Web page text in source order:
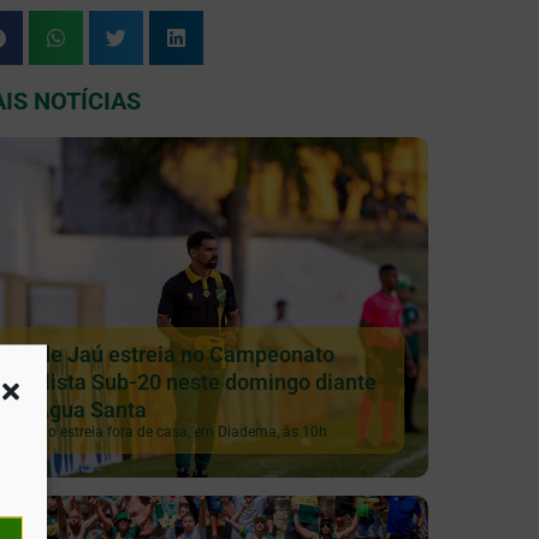
NOTÍCIAS
XV de Jaú estreia no Campeonato
Paulista Sub-20 neste domingo diante
do Água Santa
Galinho estreia fora de casa, em Diadema, às 10h